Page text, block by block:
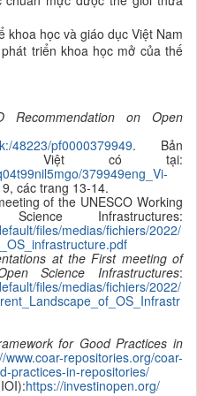
khoa học và giáo dục Việt Nam
triển khoa học mở của thế
Recommendation on Open
48223/pf0000379949. Bản
Việt có tại:
379949eng_Vi-
các trang 13-14.
of the UNESCO Working
Infrastructures:
files/medias/fichiers/2022/
at the First meeting of
Science Infrastructures:
files/medias/fichiers/2022/
for Good Practices in
www.coar-repositories.org/coar-
practices-in-repositories/
https://investinopen.org/